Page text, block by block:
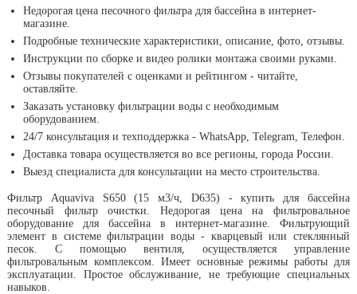
Недорогая цена песочного фильтра для бассейна в интернет-
магазине.
Подробные технические характеристики, описание, фото, отзывы.
Инструкции по сборке и видео ролики монтажа своими руками.
Отзывы покупателей с оценками и рейтингом - читайте,
оставляйте.
Заказать установку фильтрации воды с необходимым
оборудованием.
24/7 консультация и техподдержка - WhatsApp, Telegram, Телефон.
Доставка товара осуществляется во все регионы, города России.
Выезд специалиста для консультации на место строительства.
Фильтр Aquaviva S650 (15 м3/ч, D635) - купить для бассейна
песочный фильтр очистки. Недорогая цена на фильтровальное
оборудование для бассейна в интернет-магазине. Фильтрующий
элемент в системе фильтрации воды - кварцевый или стеклянный
песок. С помощью вентиля, осуществляется управление
фильтровальным комплексом. Имеет основные режимы работы для
эксплуатации. Простое обслуживание, не требующие специальных
навыков.